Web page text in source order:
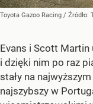
Toyota Gazoo Racing / Źródło:
Evans i Scott
i dzięki nim po raz
stały na
najszybszy w